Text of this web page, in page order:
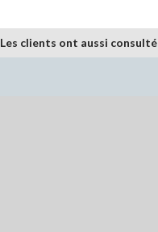
Les clients ont aussi consulté